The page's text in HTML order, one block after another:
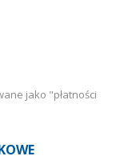
jako "płatności